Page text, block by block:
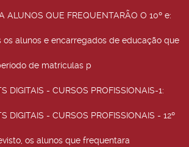
ALUNOS QUE FREQUENTARÃO O 10º e:
os alunos e encarregados de educação que
de matrículas p
DIGITAIS - CURSOS PROFISSIONAIS-1:
DIGITAIS - CURSOS PROFISSIONAIS - 12º
os alunos que frequentara